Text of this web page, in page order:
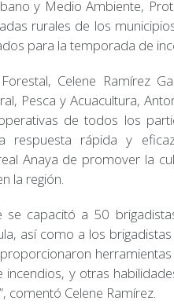
y Medio Ambiente,
rurales de los
para la temporada de
Celene Ramírez
Pesca y Acuacultura,
de todos los
respuesta rápida y
Anaya de promover la
la región.
se capacitó a 50
así como a los
y otras
comentó Celene Ramírez.